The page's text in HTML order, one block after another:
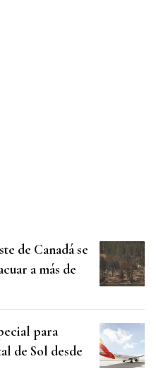
de Canadá se
a más de
para
de Sol desde